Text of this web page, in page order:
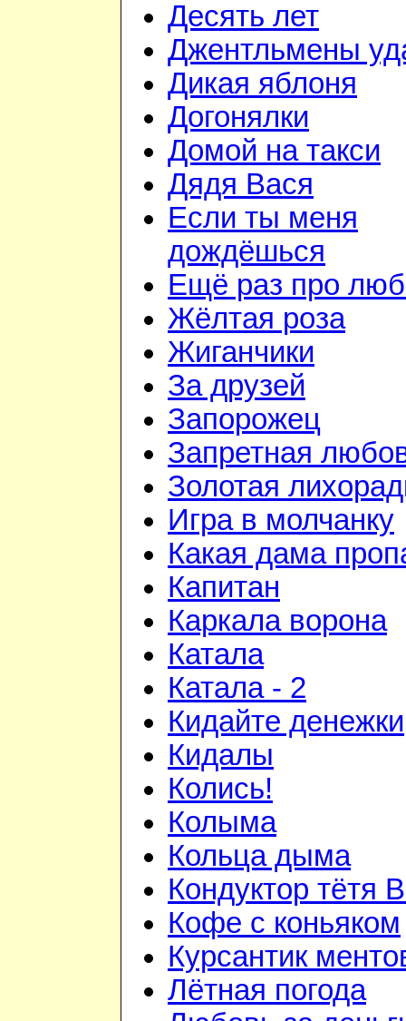
Десять лет
Джентльмены
Дикая яблоня
Догонялки
Домой на такси
Дядя Вася
Если ты меня
дождёшься
Ещё раз про
Жёлтая роза
Жиганчики
За друзей
Запорожец
Запретная
Золотая
Игра в молчанку
Какая дама
Капитан
Каркала ворона
Катала
Катала - 2
Кидайте денежки
Кидалы
Колись!
Колыма
Кольца дыма
Кондуктор тётя
Кофе с коньяком
Курсантик
Лётная погода